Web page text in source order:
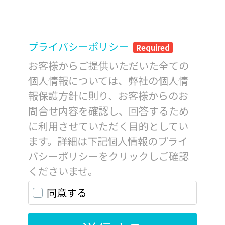
プライバシーポリシー Required
お客様からご提供いただいた全ての
個人情報については、弊社の個人情
報保護方針に則り、お客様からのお
問合せ内容を確認し、回答するため
に利用させていただく目的としてい
ます。詳細は下記個人情報のプライ
バシーポリシーをクリックしご確認
くださいませ。
同意する